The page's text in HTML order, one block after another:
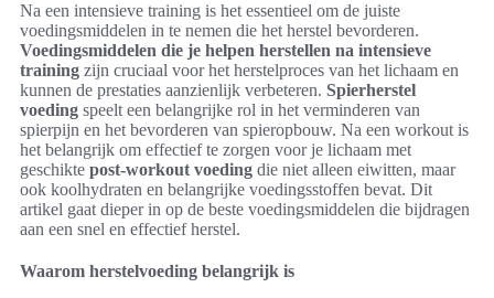
Na een intensieve training is het essentieel om de juiste
voedingsmiddelen in te nemen die het herstel bevorderen.
Voedingsmiddelen die je helpen herstellen na intensieve
training zijn cruciaal voor het herstelproces van het lichaam en
kunnen de prestaties aanzienlijk verbeteren. Spierherstel
voeding speelt een belangrijke rol in het verminderen van
spierpijn en het bevorderen van spieropbouw. Na een workout is
het belangrijk om effectief te zorgen voor je lichaam met
geschikte post-workout voeding die niet alleen eiwitten, maar
ook koolhydraten en belangrijke voedingsstoffen bevat. Dit
artikel gaat dieper in op de beste voedingsmiddelen die bijdragen
aan een snel en effectief herstel.
Waarom herstelvoeding belangrijk is